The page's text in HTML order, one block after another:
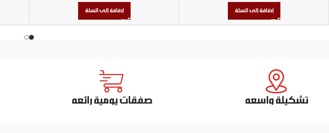
إضافة إلى السلة إضافة إلى السلة
تشكيلة واسعه صفقات يومية رائعه